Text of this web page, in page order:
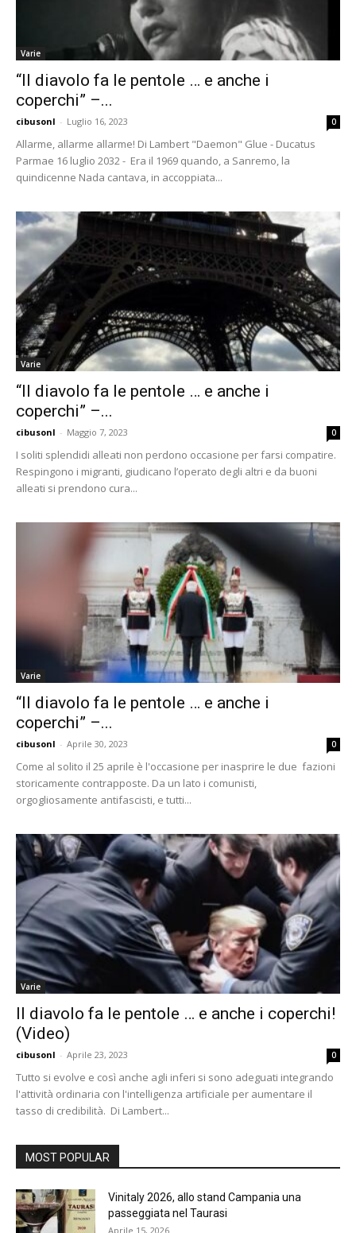
Varie
“Il diavolo fa le pentole … e anche i
coperchi” –...
cibusonl - Luglio 16, 2023 0
Allarme, allarme allarme! Di Lambert "Daemon" Glue - Ducatus
Parmae 16 luglio 2032 - Era il 1969 quando, a Sanremo, la
quindicenne Nada cantava, in accoppiata...
Varie
“Il diavolo fa le pentole … e anche i
coperchi” –...
cibusonl - Maggio 7, 2023 0
I soliti splendidi alleati non perdono occasione per farsi compatire.
Respingono i migranti, giudicano l’operato degli altri e da buoni
alleati si prendono cura...
Varie
“Il diavolo fa le pentole … e anche i
coperchi” –...
cibusonl - Aprile 30, 2023 0
Come al solito il 25 aprile è l'occasione per inasprire le due fazioni
storicamente contrapposte. Da un lato i comunisti,
orgogliosamente antifascisti, e tutti...
Varie
Il diavolo fa le pentole … e anche i coperchi!
(Video)
cibusonl - Aprile 23, 2023 0
Tutto si evolve e così anche agli inferi si sono adeguati integrando
l'attività ordinaria con l'intelligenza artificiale per aumentare il
tasso di credibilità. Di Lambert...
MOST POPULAR
Vinitaly 2026, allo stand Campania una
passeggiata nel Taurasi
Aprile 15, 2026